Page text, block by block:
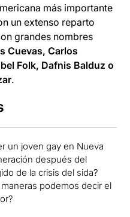
más importante
un extenso reparto
grandes nombres
Cuevas, Carlos
Folk, Dafnis Balduz o
.
un joven gay en Nueva
después del
de la crisis del sida?
podemos decir el